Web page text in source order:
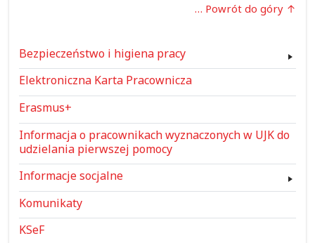
… Powrót do góry
Bezpieczeństwo i higiena pracy
Elektroniczna Karta Pracownicza
Erasmus+
Informacja o pracownikach wyznaczonych w UJK do
udzielania pierwszej pomocy
Informacje socjalne
Komunikaty
KSeF